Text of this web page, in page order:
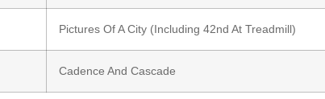
Pictures Of A City (Including 42nd At Treadmill)
Cadence And Cascade